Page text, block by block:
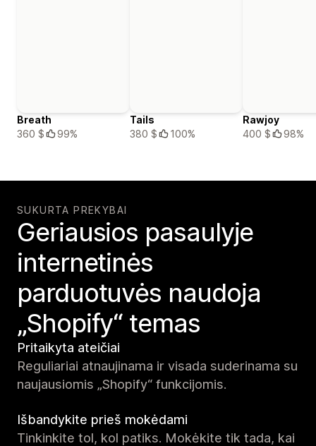
Breath
360 $
99%
Tails
380 $
100%
Rawjoy
400 $
98%
SUKURTA PREKYBAI
Geriausios pasaulyje
internetinės
parduotuvės naudoja
„Shopify“ temas
Pritaikyta ateičiai
Reguliariai atnaujinama ir visada suderinama su
naujausiomis „Shopify“ funkcijomis.
Išbandykite prieš mokėdami
Tinkinkite tol, kol patiks. Mokėkite tik tada, kai